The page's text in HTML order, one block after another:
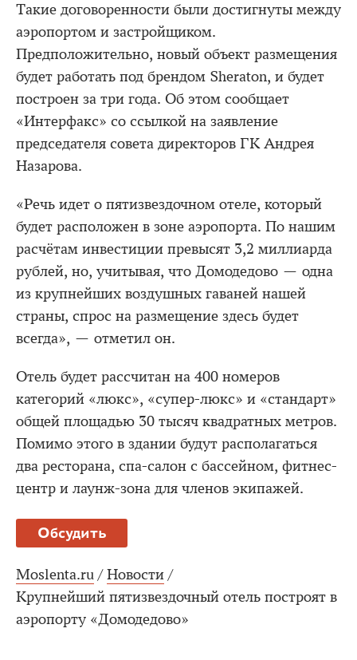
Такие договоренности были достигнуты между
аэропортом и застройщиком.
Предположительно, новый объект размещения
будет работать под брендом Sheraton, и будет
построен за три года. Об этом сообщает
«Интерфакс» со ссылкой на заявление
председателя совета директоров ГК Андрея
Назарова.
«Речь идет о пятизвездочном отеле, который
будет расположен в зоне аэропорта. По нашим
расчётам инвестиции превысят 3,2 миллиарда
рублей, но, учитывая, что Домодедово — одна
из крупнейших воздушных гаваней нашей
страны, спрос на размещение здесь будет
всегда», — отметил он.
Отель будет рассчитан на 400 номеров
категорий «люкс», «супер-люкс» и «стандарт»
общей площадью 30 тысяч квадратных метров.
Помимо этого в здании будут располагаться
два ресторана, спа-салон с бассейном, фитнес-
центр и лаунж-зона для членов экипажей.
Обсудить
Moslenta.ru / Новости /
Крупнейший пятизвездочный отель построят в
аэропорту «Домодедово»